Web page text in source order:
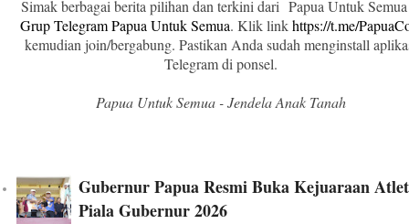
Simak berbagai berita pilihan dan terkini dari Papua Untuk
Grup Telegram Papua Untuk Semua. Klik linkhttps://t.me/
kemudian join/bergabung. Pastikan Anda sudah menginstall
Telegram di ponsel.
Papua Untuk Semua - Jendela Anak Tanah
Gubernur Papua Resmi Buka Kejuaraan
Piala Gubernur 2026